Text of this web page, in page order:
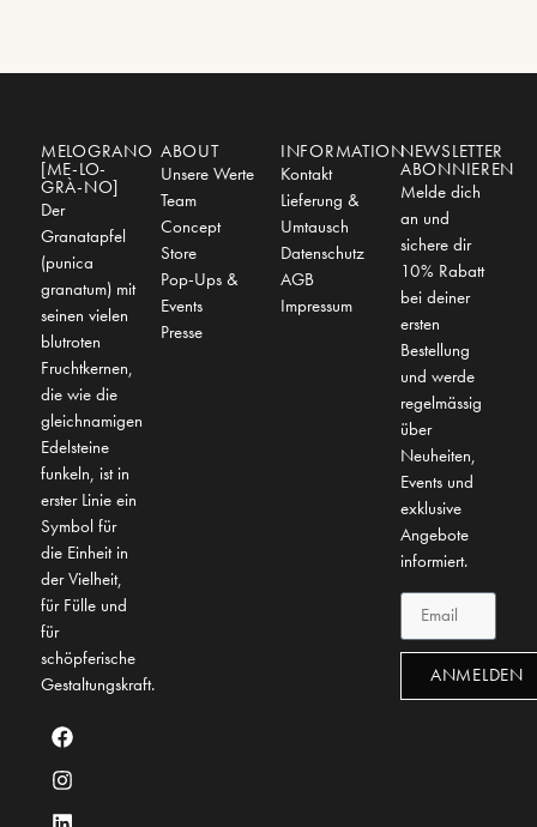
MELOGRANO
[ME-LO-
GRÀ-NO]
Der
Granatapfel
(punica
granatum) mit
seinen vielen
blutroten
Fruchtkernen,
die wie die
gleichnamigen
Edelsteine
funkeln, ist in
erster Linie ein
Symbol für
die Einheit in
der Vielheit,
für Fülle und
für
schöpferische
Gestaltungskraft.
ABOUT
Unsere Werte
Team
Concept
Store
Pop-Ups &
Events
Presse
INFORMATION
Kontakt
Lieferung &
Umtausch
Datenschutz
AGB
Impressum
NEWSLETTER
ABONNIEREN
Melde dich
an und
sichere dir
10% Rabatt
bei deiner
ersten
Bestellung
und werde
regelmässig
über
Neuheiten,
Events und
exklusive
Angebote
informiert.
ANMELDEN